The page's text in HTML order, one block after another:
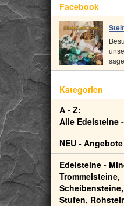
Facebook
Kategorien
A - Z:
Alle Edelsteine
NEU -
Edelsteine -
Trommelsteine,
Stufen,